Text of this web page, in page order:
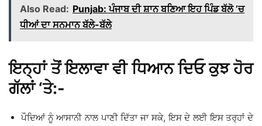
Also Read: Punjab: ਪੰਜਾਬ ਦੀ ਸ਼ਾਨ ਬਣਿਆ ਇਹ ਪਿੰਡ ਬੱਲੋ ’ਚ
ਧੀਆਂ ਦਾ ਸਨਮਾਨ ਬੱਲੇ-ਬੱਲੇ
ਇਨ੍ਹਾਂ ਤੋਂ ਇਲਾਵਾ ਵੀ ਧਿਆਨ ਦਿਓ ਕੁਝ ਹੋਰ
ਗੱਲਾਂ ‘ਤੇ:-
ਪੌਦਿਆਂ ਨੂੰ ਆਸਾਨੀ ਨਾਲ ਪਾਣੀ ਦਿੱਤਾ ਜਾ ਸਕੇ, ਇਸ ਦੇ ਲਈ ਇਸ ਤਰ੍ਹਾਂ ਦੇ